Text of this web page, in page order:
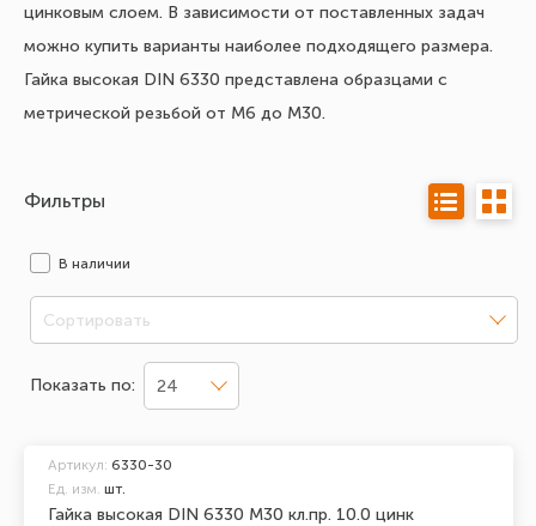
цинковым слоем. В зависимости от поставленных задач
можно купить варианты наиболее подходящего размера.
Гайка высокая DIN 6330 представлена образцами с
метрической резьбой от М6 до М30.
Фильтры
В наличии
Сортировать
Показать по: 24
Гайка высокая DIN 6330 М30 кл.пр. 10.0 цинк
Артикул: 6330-30
Ед. изм. шт.